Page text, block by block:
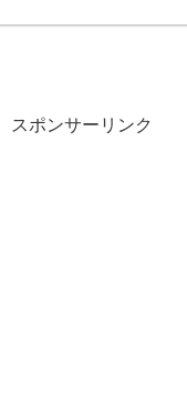
スポンサーリンク